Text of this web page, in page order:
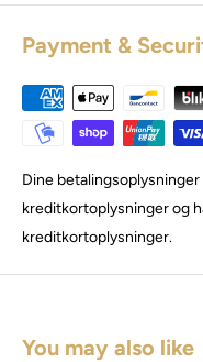
Payment &
Dine
kreditkortoplysninger og
kreditkortoplysninger.
You may also like